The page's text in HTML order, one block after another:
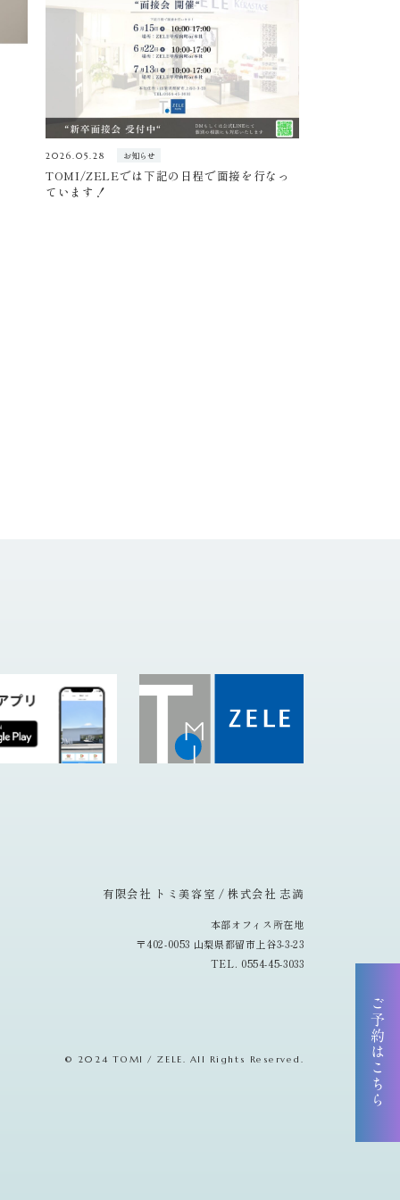
2026.05.28 お知らせ
TOMI/ZELEでは下記の日程で面接を行なっ
ています！
有限会社 トミ美容室 / 株式会社 志満
本部オフィス所在地
〒402-0053 山梨県都留市上谷3-3-23
TEL. 0554-45-3033
© 2024 TOMI / ZELE. All Rights Reserved. ご予約はこちら